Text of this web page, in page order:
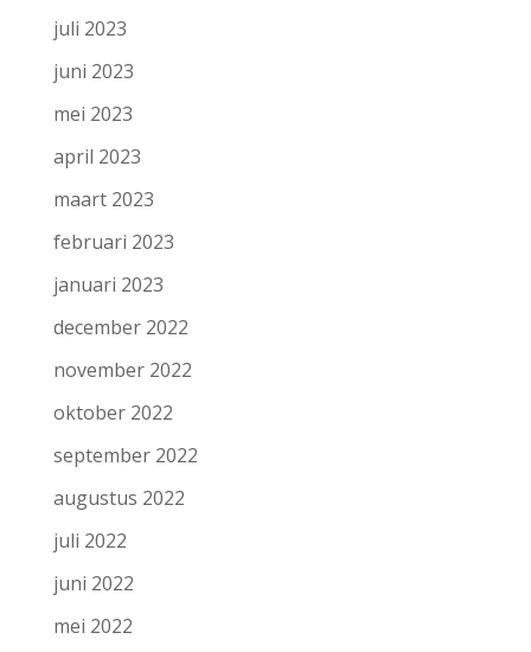
juli 2023
juni 2023
mei 2023
april 2023
maart 2023
februari 2023
januari 2023
december 2022
november 2022
oktober 2022
september 2022
augustus 2022
juli 2022
juni 2022
mei 2022